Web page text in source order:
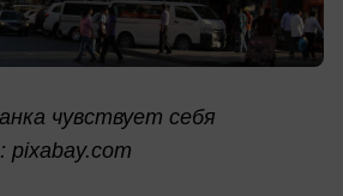
чувствует себя
pixabay.com